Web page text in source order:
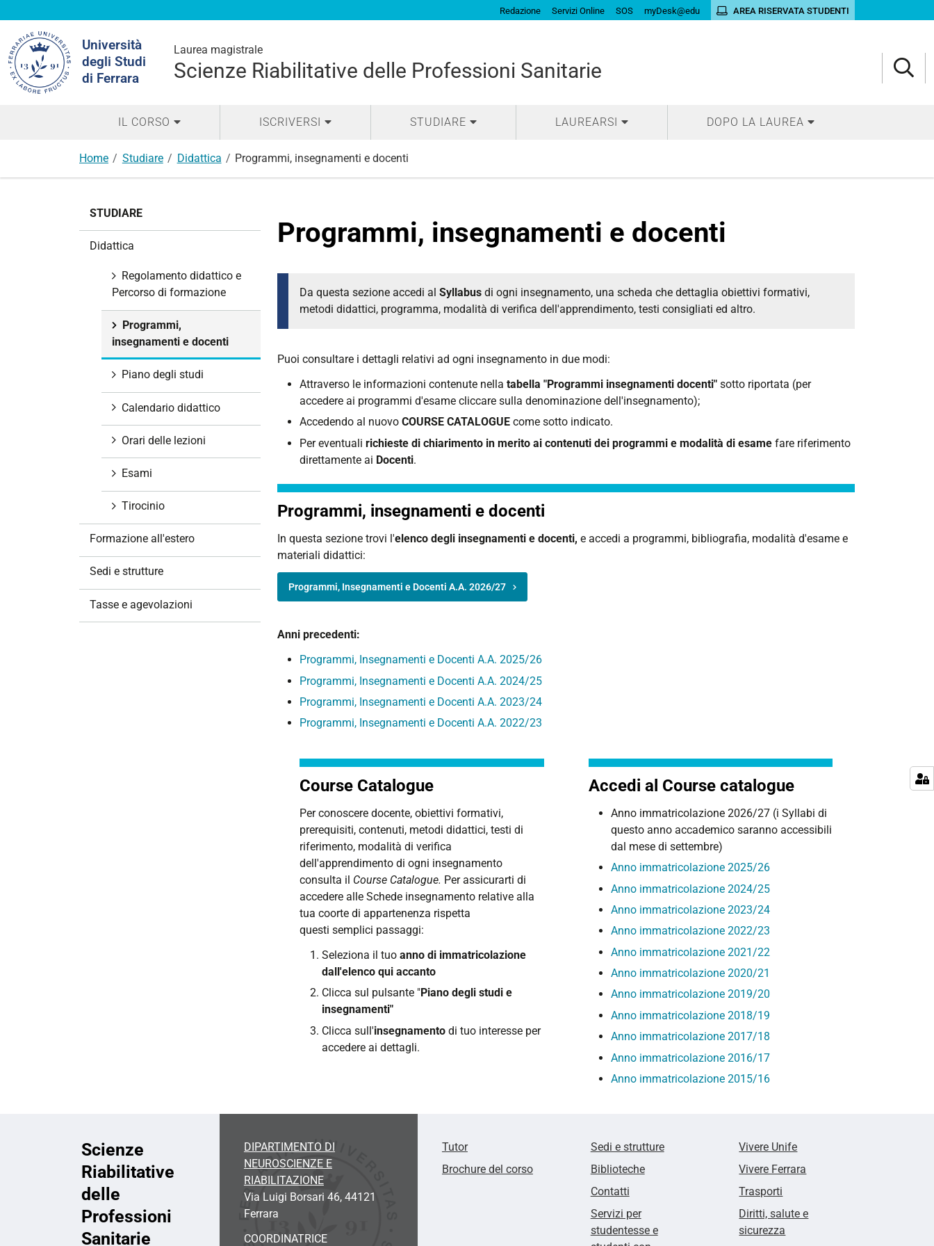
Redazione Servizi Online SOS myDesk@edu AREA RISERVATA STUDENTI
Università
degli Studi
di Ferrara
Laurea magistrale
Scienze Riabilitative delle Professioni Sanitarie
nel
sito
IL CORSO ISCRIVERSI STUDIARE LAUREARSI DOPO LA LAUREA
Home Studiare Didattica Programmi, insegnamenti e docenti
Programmi, insegnamenti e docenti
Da questa sezione accedi al Syllabus di ogni insegnamento, una scheda che dettaglia obiettivi formativi,
metodi didattici, programma, modalità di verifica dell'apprendimento, testi consigliati ed altro.
Puoi consultare i dettagli relativi ad ogni insegnamento in due modi:
Attraverso le informazioni contenute nella tabella "Programmi insegnamenti docenti" sotto riportata (per
accedere ai programmi d'esame cliccare sulla denominazione dell'insegnamento);
Accedendo al nuovo COURSE CATALOGUE come sotto indicato.
Per eventuali richieste di chiarimento in merito ai contenuti dei programmi e modalità di esame fare riferimento
direttamente ai Docenti.
Programmi, insegnamenti e docenti
In questa sezione trovi l'elenco degli insegnamenti e docenti, e accedi a programmi, bibliografia, modalità d'esame e
materiali didattici:
Programmi, Insegnamenti e Docenti A.A. 2026/27
Anni precedenti:
Programmi, Insegnamenti e Docenti A.A. 2025/26
Programmi, Insegnamenti e Docenti A.A. 2024/25
Programmi, Insegnamenti e Docenti A.A. 2023/24
Programmi, Insegnamenti e Docenti A.A. 2022/23
Course Catalogue
Per conoscere docente, obiettivi formativi,
prerequisiti, contenuti, metodi didattici, testi di
riferimento, modalità di verifica
dell'apprendimento di ogni insegnamento
consulta il Course Catalogue. Per assicurarti di
accedere alle Schede insegnamento relative alla
tua coorte di appartenenza rispetta
questi semplici passaggi:
Seleziona il tuo anno di immatricolazione
dall'elenco qui accanto
Clicca sul pulsante "Piano degli studi e
insegnamenti"
Clicca sull'insegnamento di tuo interesse per
accedere ai dettagli.
Accedi al Course catalogue
Anno immatricolazione 2026/27 (i Syllabi di
questo anno accademico saranno accessibili
dal mese di settembre)
Anno immatricolazione 2025/26
Anno immatricolazione 2024/25
Anno immatricolazione 2023/24
Anno immatricolazione 2022/23
Anno immatricolazione 2021/22
Anno immatricolazione 2020/21
Anno immatricolazione 2019/20
Anno immatricolazione 2018/19
Anno immatricolazione 2017/18
Anno immatricolazione 2016/17
Anno immatricolazione 2015/16
STUDIARE
Didattica
Regolamento didattico e
Percorso di formazione
Programmi,
insegnamenti e docenti
Piano degli studi
Calendario didattico
Orari delle lezioni
Esami
Tirocinio
Formazione all'estero
Sedi e strutture
Tasse e agevolazioni
Scienze
Riabilitative
delle
Professioni
Sanitarie
DIPARTIMENTO DI
NEUROSCIENZE E
RIABILITAZIONE
Via Luigi Borsari 46, 44121
Ferrara
COORDINATRICE
Tutor
Brochure del corso
Sedi e strutture
Biblioteche
Contatti
Servizi per
studentesse e
Vivere Unife
Vivere Ferrara
Trasporti
Diritti, salute e
sicurezza